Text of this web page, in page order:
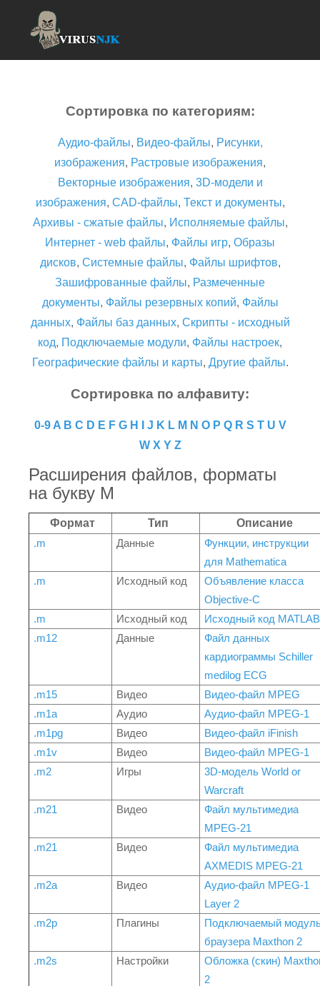
Сортировка по категориям:
Аудио-файлы, Видео-файлы, Рисунки,
изображения, Растровые изображения,
Векторные изображения, 3D-модели и
изображения, CAD-файлы, Текст и документы,
Архивы - сжатые файлы, Исполняемые файлы,
Интернет - web файлы, Файлы игр, Образы
дисков, Системные файлы, Файлы шрифтов,
Зашифрованные файлы, Размеченные
документы, Файлы резервных копий, Файлы
данных, Файлы баз данных, Скрипты - исходный
код, Подключаемые модули, Файлы настроек,
Географические файлы и карты, Другие файлы.
Сортировка по алфавиту:
0-9 A B C D E F G H J K L M N O P Q R S T U V
W X Y Z
Расширения файлов, форматы
на букву M
Формат Тип
Описание
.m
Данные
Функции, инструкции
для Mathematica
.m
Исходный код
Объявление класса
Objective-C
.m
Исходный код
Исходный код MATLAB
.m12
Данные
Файл данных
кардиограммы Schiller
medilog ECG
.m15
Видео
Видео-файл MPEG
.m1a
Аудио
Аудио-файл MPEG-1
.m1pg
Видео
Видео-файл iFinish
.m1v
Видео
Видео-файл MPEG-1
.m2
Игры
3D-модель World or
Warcraft
.m21
Видео
Файл мультимедиа
MPEG-21
.m21
Видео
Файл мультимедиа
AXMEDIS MPEG-21
.m2a
Видео
Аудио-файл MPEG-1
Layer 2
.m2p
Плагины
Подключаемый
браузера Maxthon 2
.m2s
Настройки
Обложка (скин)
2